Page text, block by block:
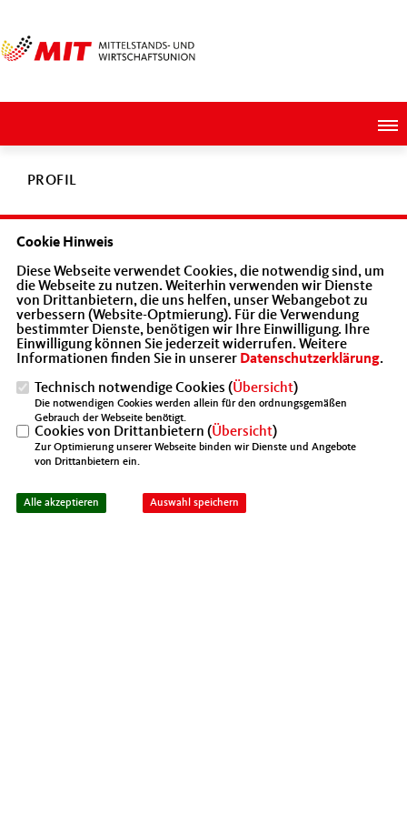
PROFIL
Eike David Leicht
Kontakt
Konrad-Adenauer-Str. 7
42853 Remscheid
Telefon: 02191-9333560
Fax: 02191-9333566
Cookie Hinweis
Diese Webseite verwendet Cookies, die notwendig sind, um
die Webseite zu nutzen. Weiterhin verwenden wir Dienste
von Drittanbietern, die uns helfen, unser Webangebot zu
verbessern (Website-Optmierung). Für die Verwendung
bestimmter Dienste, benötigen wir Ihre Einwilligung. Ihre
Einwilligung können Sie jederzeit widerrufen. Weitere
Informationen finden Sie in unserer Datenschutzerklärung.
Technisch notwendige Cookies (Übersicht)
Die notwendigen Cookies werden allein für den ordnungsgemäßen
Gebrauch der Webseite benötigt.
Cookies von Drittanbietern (Übersicht)
Zur Optimierung unserer Webseite binden wir Dienste und Angebote
von Drittanbietern ein.
Alle akzeptieren Auswahl speichern